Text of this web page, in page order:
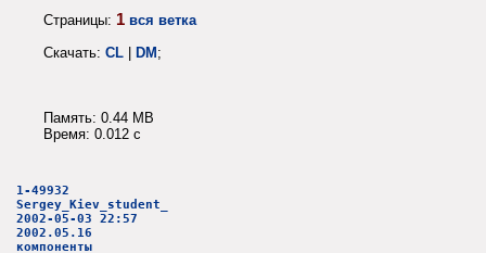
Страницы: 1 вся ветка
Скачать: CL DM ;
Память: 0.44 MB
Время: 0.012 c
1-49932
Sergey_Kiev_student_
2002-05-03 22:57
2002.05.16
компоненты